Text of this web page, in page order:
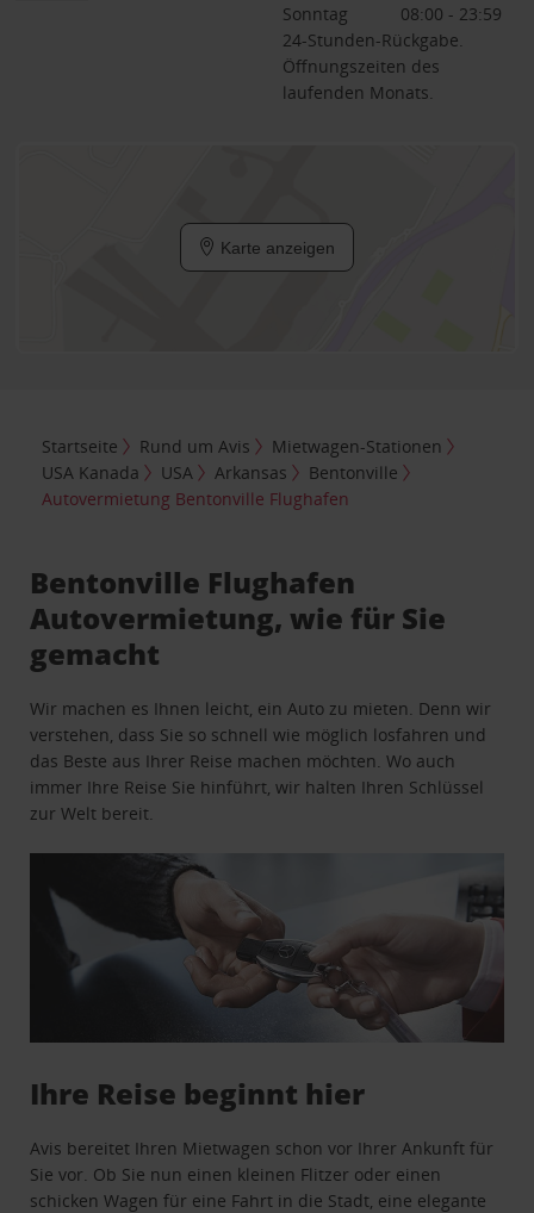
Sonntag
08:00 - 23:59
24-Stunden-Rückgabe.
Öffnungszeiten des
laufenden Monats.
Karte anzeigen
Startseite Rund um Avis
Mietwagen-Stationen
USA Kanada
USA Arkansas
Bentonville
Autovermietung Bentonville Flughafen
Bentonville Flughafen
Autovermietung, wie für Sie
gemacht
Wir machen es Ihnen leicht, ein Auto zu mieten. Denn wir
verstehen, dass Sie so schnell wie möglich losfahren und
das Beste aus Ihrer Reise machen möchten. Wo auch
immer Ihre Reise Sie hinführt, wir halten Ihren Schlüssel
zur Welt bereit.
Ihre Reise beginnt hier
Avis bereitet Ihren Mietwagen schon vor Ihrer Ankunft für
Sie vor. Ob Sie nun einen kleinen Flitzer oder einen
schicken Wagen für eine Fahrt in die Stadt, eine elegante